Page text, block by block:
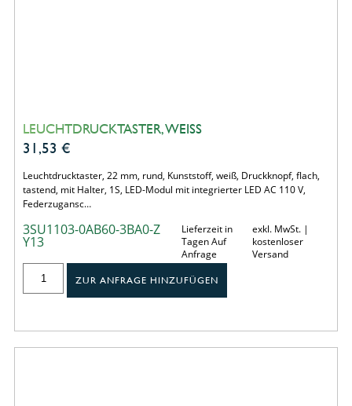
LEUCHTDRUCKTASTER, WEISS
31,53 €
Leuchtdrucktaster, 22 mm, rund, Kunststoff, weiß, Druckknopf, flach,
tastend, mit Halter, 1S, LED-Modul mit integrierter LED AC 110 V,
Federzugansc…
3SU1103-0AB60-3BA0-Z
Y13
Lieferzeit in
Tagen Auf
Anfrage
exkl. MwSt. |
kostenloser
Versand
ZUR ANFRAGE HINZUFÜGEN